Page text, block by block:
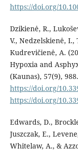
https://doi.org/
Dzikienė, R.,
V., Nedzelskienė,
Kudrevičienė, A.
Hypoxia and
(Kaunas), 57(9), 988.
https://doi.org/
https://doi.org/
Edwards, D.,
Juszczak, E.,
Whitelaw, A., &